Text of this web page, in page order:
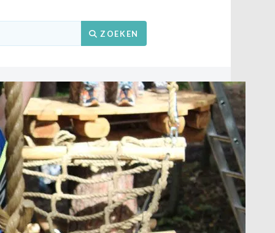
ZOEKEN